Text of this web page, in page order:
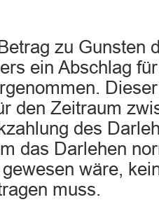
zu Gunsten
ein Abschlag
den Zeitraum
des
das Darlehen
wäre,
muss.